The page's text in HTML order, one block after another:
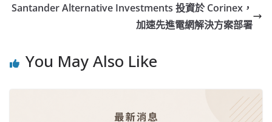
Santander Alternative Investments 投資於 Corinex，
加速先進電網解決方案部署
You May Also Like